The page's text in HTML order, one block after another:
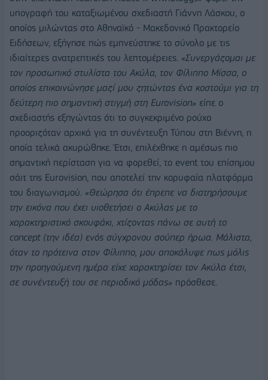
υπογραφή του καταξιωμένου σχεδιαστή Γιάννη Λάσκου, ο
οποίος μιλώντας στο Αθηναϊκό - Μακεδονικό Πρακτορείο
Ειδήσεων, εξήγησε πώς εμπνεύστηκε το σύνολο με τις
ιδιαίτερες ανατρεπτικές του λεπτομέρειες. «Συνεργάζομαι με
τον προσωπικό στυλίστα του Ακύλα, τον Φίλιππο Μίσσα, ο
οποίος επικοινώνησε μαζί μου ζητώντας ένα κοστούμι για τη
δεύτερη πιο σημαντική στιγμή στη Eurovision» είπε ο
σχεδιαστής εξηγώντας ότι το συγκεκριμένο ρούχο
προοριζόταν αρχικά για τη συνέντευξη Τύπου στη Βιέννη, η
οποία τελικά ακυρώθηκε. Έτσι, επιλέχθηκε η αμέσως πιο
σημαντική περίσταση για να φορεθεί, το event του επίσημου
σάιτ της Eurovision, που αποτελεί την κορυφαία πλατφόρμα
του διαγωνισμού. «Θεώρησα ότι έπρεπε να διατηρήσουμε
την εικόνα που έχει υιοθετήσει ο Ακύλας με το
χαρακτηριστικό σκουφάκι, χτίζοντας πάνω σε αυτή το
concept (την ιδέα) ενός σύγχρονου σούπερ ήρωα. Μάλιστα,
όταν το πρότεινα στον Φίλιππο, μου αποκάλυψε πως μόλις
την προηγούμενη ημέρα είχε χαρακτηρίσει τον Ακύλα έτσι,
σε συνέντευξή του σε περιοδικό μόδας» πρόσθεσε.